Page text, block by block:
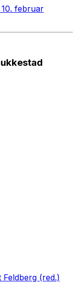
februar
(red.)